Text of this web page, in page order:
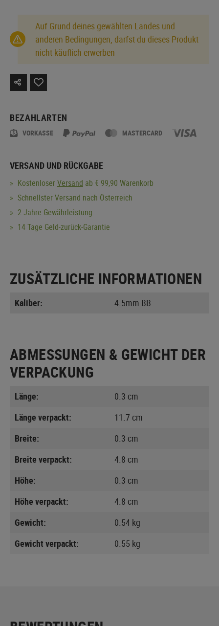
Auf Grund deines gewählten Landes und
anderen Bedingungen, darfst du dieses Produkt
nicht käuflich erwerben
BEZAHLARTEN
VORKASSE MASTERCARD
VERSAND UND RÜCKGABE
KostenloserVersand ab € 99,90 Warenkorb
Schnellster Versand nach Österreich
2 Jahre Gewährleistung
14 Tage Geld-zurück-Garantie
ZUSÄTZLICHE INFORMATIONEN
Kaliber: 4.5mm BB
ABMESSUNGEN & GEWICHT DER
VERPACKUNG
Länge:
0.3 cm
Länge verpackt:
11.7 cm
Breite:
0.3 cm
Breite verpackt:
4.8 cm
Höhe:
0.3 cm
Höhe verpackt:
4.8 cm
Gewicht:
0.54 kg
Gewicht verpackt:
0.55 kg